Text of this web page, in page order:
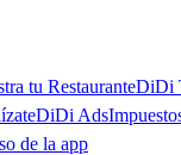
tu RestauranteDiDi
DiDi Ads
de la app